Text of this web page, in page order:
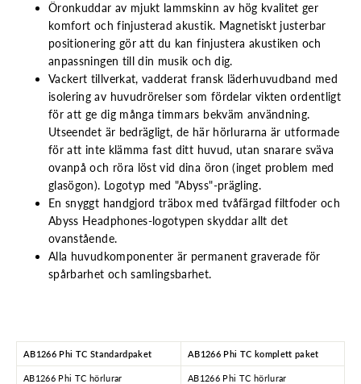
Öronkuddar av mjukt lammskinn av hög kvalitet ger
komfort och finjusterad akustik. Magnetiskt justerbar
positionering gör att du kan finjustera akustiken och
anpassningen till din musik och dig.
Vackert tillverkat, vadderat fransk läderhuvudband med
isolering av huvudrörelser som fördelar vikten ordentligt
för att ge dig många timmars bekväm användning.
Utseendet är bedrägligt, de här hörlurarna är utformade
för att inte klämma fast ditt huvud, utan snarare sväva
ovanpå och röra löst vid dina öron (inget problem med
glasögon). Logotyp med "Abyss"-prägling.
En snyggt handgjord träbox med tvåfärgad filtfoder och
Abyss Headphones-logotypen skyddar allt det
ovanstående.
Alla huvudkomponenter är permanent graverade för
spårbarhet och samlingsbarhet.
AB1266 Phi TC Standardpaket AB1266 Phi TC komplett paket
AB1266 Phi TC hörlurar AB1266 Phi TC hörlurar